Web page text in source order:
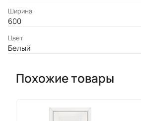
Ширина
600
Цвет
Белый
Похожие товары